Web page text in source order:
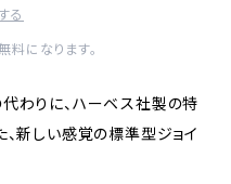
る
になります。
わりに、ハーベス社製の特
、新しい感覚の標準型ジョイ